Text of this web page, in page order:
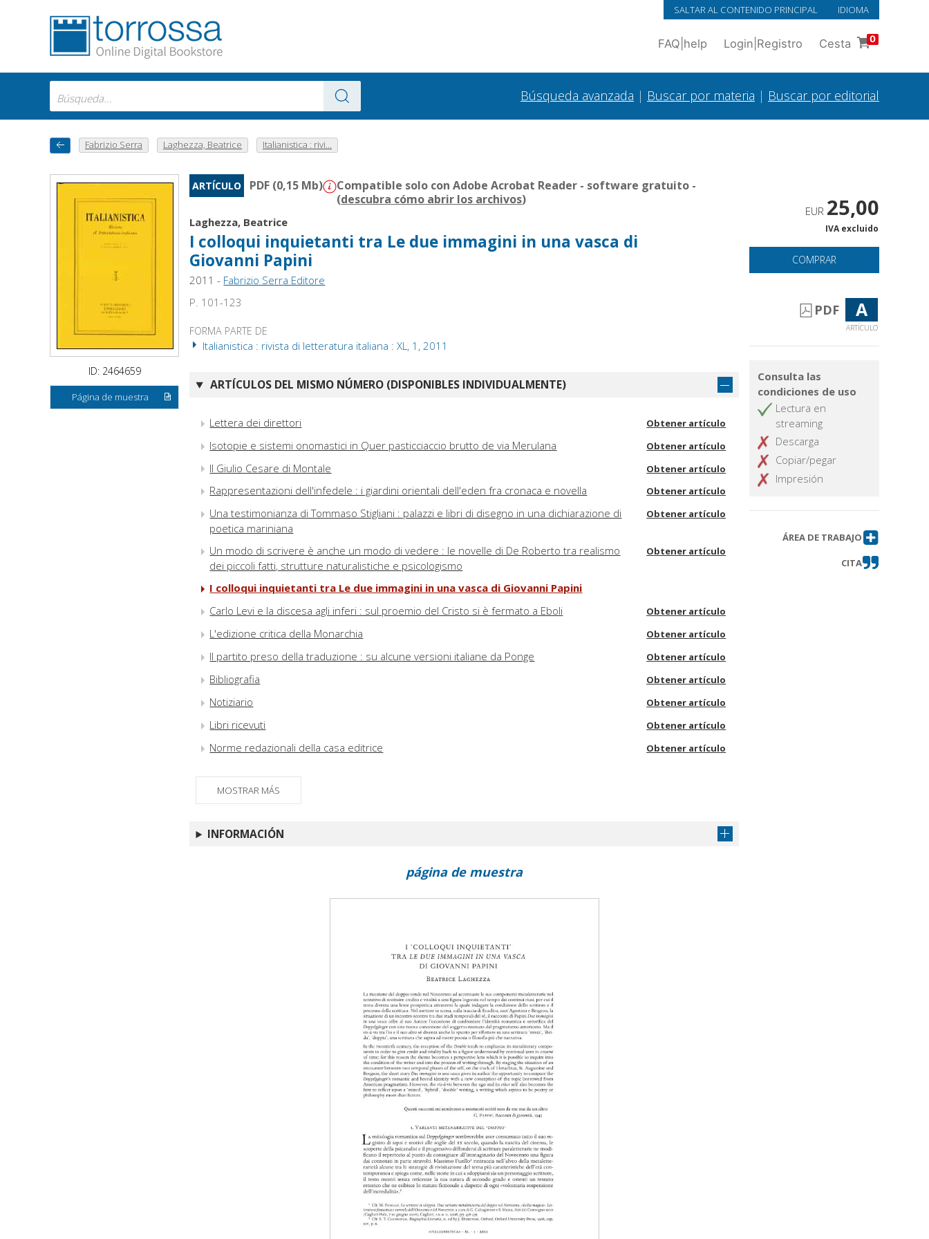
SALTAR AL CONTENIDO PRINCIPAL IDIOMA
FAQ help Login Registro Cesta 0
Búsqueda avanzada | Buscar por materia | Buscar por editorial
Fabrizio Serra Laghezza, Beatrice Italianistica : rivi...
ID: 2464659
Página de muestra
ARTÍCULO PDF (0,15 Mb)
Compatible solo con Adobe Acrobat Reader - software gratuito -
(descubra cómo abrir los archivos)
Laghezza, Beatrice
I colloqui inquietanti tra Le due immagini in una vasca di
Giovanni Papini
2011 - Fabrizio Serra Editore
P. 101-123
FORMA PARTE DE
Italianistica : rivista di letteratura italiana : XL, 1, 2011
ARTÍCULOS DEL MISMO NÚMERO (DISPONIBLES INDIVIDUALMENTE)
Lettera dei direttori Obtener artículo
Isotopie e sistemi onomastici in Quer pasticciaccio brutto de via Merulana Obtener artículo
Il Giulio Cesare di Montale Obtener artículo
Rappresentazioni dell'infedele : i giardini orientali dell'eden fra cronaca e novella Obtener artículo
Una testimonianza di Tommaso Stigliani : palazzi e libri di disegno in una dichiarazione di
poetica mariniana
Obtener artículo
Un modo di scrivere è anche un modo di vedere : le novelle di De Roberto tra realismo
dei piccoli fatti, strutture naturalistiche e psicologismo
Obtener artículo
I colloqui inquietanti tra Le due immagini in una vasca di Giovanni Papini
Carlo Levi e la discesa agli inferi : sul proemio del Cristo si è fermato a Eboli
Obtener artículo
L'edizione critica della Monarchia Obtener artículo
Il partito preso della traduzione : su alcune versioni italiane da Ponge Obtener artículo
Bibliografia Obtener artículo
Notiziario Obtener artículo
Libri ricevuti Obtener artículo
Norme redazionali della casa editrice Obtener artículo
MOSTRAR MÁS
INFORMACIÓN
EUR 25,00
IVA excluido
COMPRAR
PDF A
ARTÍCULO
Consulta las
condiciones de uso
Lectura en
streaming
Descarga
Copiar/pegar
Impresión
ÁREA DE TRABAJO
CITA
página de muestra